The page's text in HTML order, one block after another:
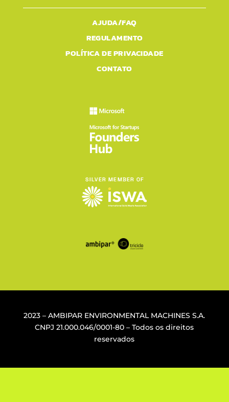
AJUDA/FAQ
REGULAMENTO
POLÍTICA DE PRIVACIDADE
CONTATO
2023 – AMBIPAR ENVIRONMENTAL MACHINES S.A.
CNPJ21.000.046/0001-80 – Todos os direitos
reservados